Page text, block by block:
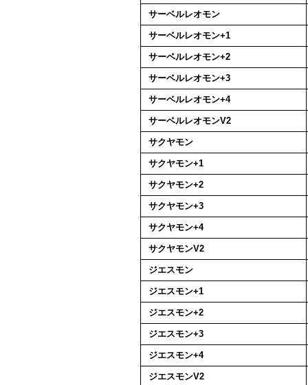
サーベルレオモン
サーベルレオモン+1
サーベルレオモン+2
サーベルレオモン+3
サーベルレオモン+4
サーベルレオモンV2
サクヤモン
サクヤモン+1
サクヤモン+2
サクヤモン+3
サクヤモン+4
サクヤモンV2
ジエスモン
ジエスモン+1
ジエスモン+2
ジエスモン+3
ジエスモン+4
ジエスモンV2